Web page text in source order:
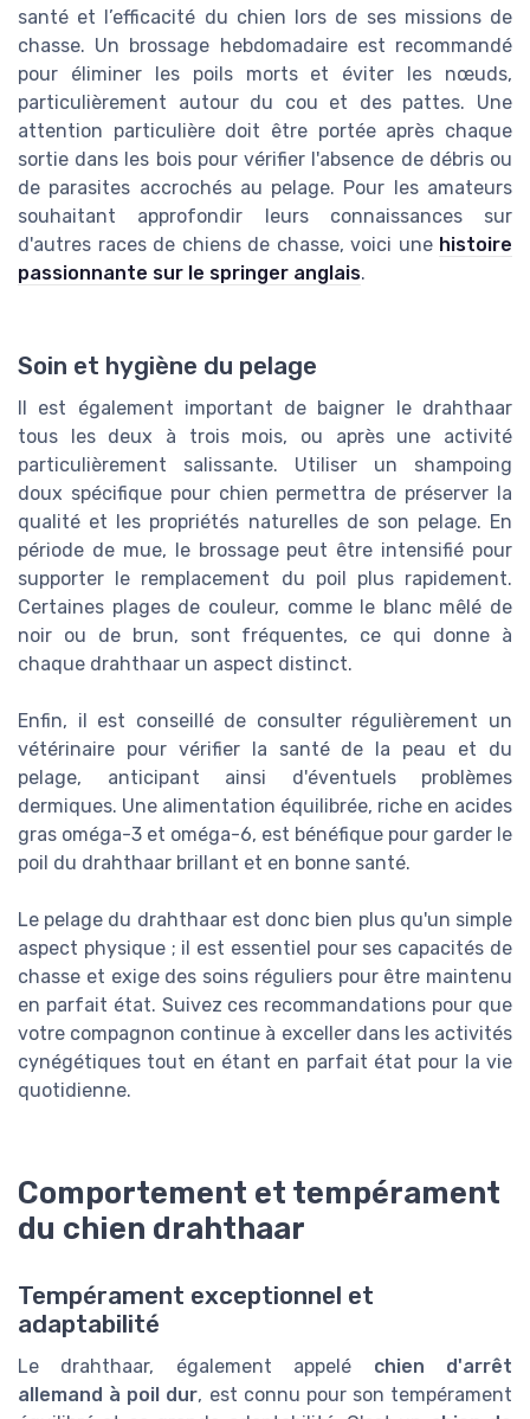
santé et l’efficacité du chien lors de ses missions de
chasse. Un brossage hebdomadaire est recommandé
pour éliminer les poils morts et éviter les nœuds,
particulièrement autour du cou et des pattes. Une
attention particulière doit être portée après chaque
sortie dans les bois pour vérifier l'absence de débris ou
de parasites accrochés au pelage. Pour les amateurs
souhaitant approfondir leurs connaissances sur
d'autres races de chiens de chasse, voici une histoire
passionnante sur le springer anglais.
Soin et hygiène du pelage
Il est également important de baigner le drahthaar
tous les deux à trois mois, ou après une activité
particulièrement salissante. Utiliser un shampoing
doux spécifique pour chien permettra de préserver la
qualité et les propriétés naturelles de son pelage. En
période de mue, le brossage peut être intensifié pour
supporter le remplacement du poil plus rapidement.
Certaines plages de couleur, comme le blanc mêlé de
noir ou de brun, sont fréquentes, ce qui donne à
chaque drahthaar un aspect distinct.
Enfin, il est conseillé de consulter régulièrement un
vétérinaire pour vérifier la santé de la peau et du
pelage, anticipant ainsi d'éventuels problèmes
dermiques. Une alimentation équilibrée, riche en acides
gras oméga-3 et oméga-6, est bénéfique pour garder le
poil du drahthaar brillant et en bonne santé.
Le pelage du drahthaar est donc bien plus qu'un simple
aspect physique ; il est essentiel pour ses capacités de
chasse et exige des soins réguliers pour être maintenu
en parfait état. Suivez ces recommandations pour que
votre compagnon continue à exceller dans les activités
cynégétiques tout en étant en parfait état pour la vie
quotidienne.
Comportement et tempérament
du chien drahthaar
Tempérament exceptionnel et
adaptabilité
Le drahthaar, également appelé chien d'arrêt
allemand à poil dur, est connu pour son tempérament